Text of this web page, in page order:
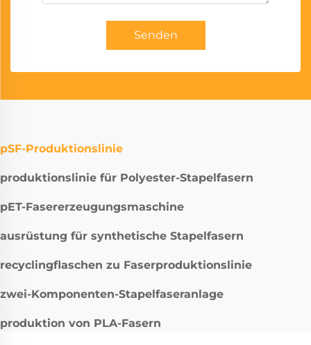
Senden
pSF-Produktionslinie
produktionslinie für Polyester-Stapelfasern
pET-Fasererzeugungsmaschine
ausrüstung für synthetische Stapelfasern
recyclingflaschen zu Faserproduktionslinie
zwei-Komponenten-Stapelfaseranlage
produktion von PLA-Fasern